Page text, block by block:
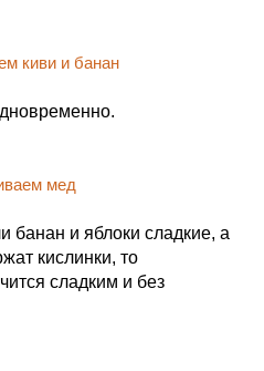
банан и яблоки сладкие, а
кислинки, то
сладким и без